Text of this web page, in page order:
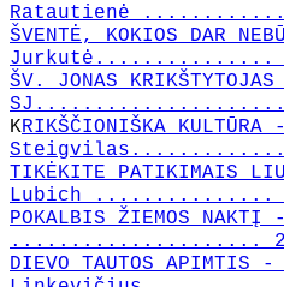
Ratautienė
ŠVENTĖ, KOKIOS DAR
Jurkutė...............
ŠV. JONAS
KRIKŠČIONIŠKA
TIKĖKITE PATIKIMAIS
Lubich ...............
POKALBIS ŽIEMOS
.....................
DIEVO TAUTOS